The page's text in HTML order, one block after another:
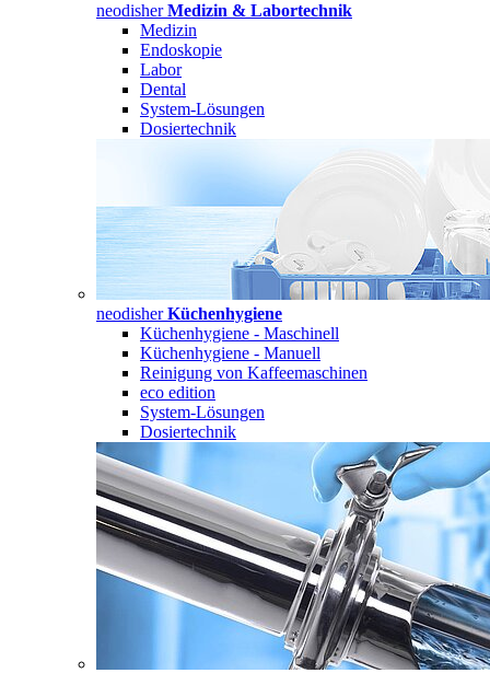
neodisherMedizin & Labortechnik
Medizin
Endoskopie
Labor
Dental
System-Lösungen
Dosiertechnik
neodisherKüchenhygiene
Küchenhygiene - Maschinell
Küchenhygiene - Manuell
Reinigung von Kaffeemaschinen
eco edition
System-Lösungen
Dosiertechnik